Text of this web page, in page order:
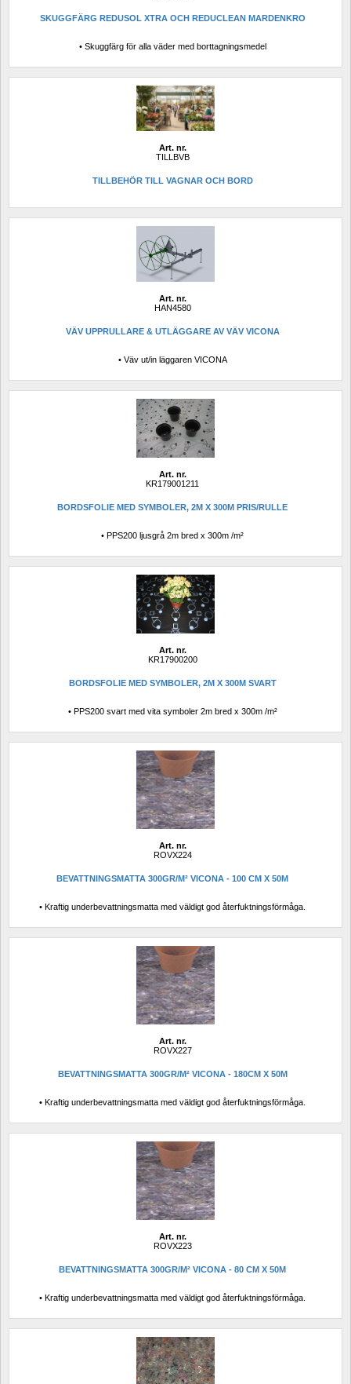
SKUGGFÄRG REDUSOL XTRA OCH REDUCLEAN MARDENKRO
• Skuggfärg för alla väder med borttagningsmedel
Art. nr.
TILLBVB
TILLBEHÖR TILL VAGNAR OCH BORD
Art. nr.
HAN4580
VÄV UPPRULLARE & UTLÄGGARE AV VÄV VICONA
• Väv ut/in läggaren VICONA
Art. nr.
KR179001211
BORDSFOLIE MED SYMBOLER, 2M X 300M PRIS/RULLE
• PPS200 ljusgrå 2m bred x 300m /m²
Art. nr.
KR17900200
BORDSFOLIE MED SYMBOLER, 2M X 300M SVART
• PPS200 svart med vita symboler 2m bred x 300m /m²
Art. nr.
ROVX224
BEVATTNINGSMATTA 300GR/M² VICONA - 100 CM X 50M
• Kraftig underbevattningsmatta med väldigt god återfuktningsförmåga.
Art. nr.
ROVX227
BEVATTNINGSMATTA 300GR/M² VICONA - 180CM X 50M
• Kraftig underbevattningsmatta med väldigt god återfuktningsförmåga.
Art. nr.
ROVX223
BEVATTNINGSMATTA 300GR/M² VICONA - 80 CM X 50M
• Kraftig underbevattningsmatta med väldigt god återfuktningsförmåga.